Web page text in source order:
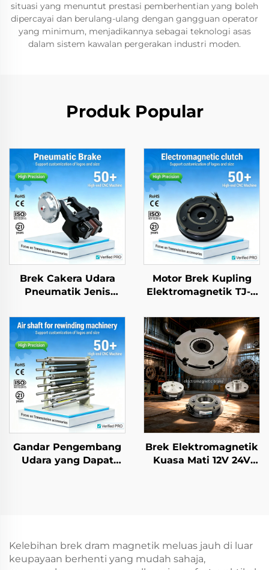
situasi yang menuntut prestasi pemberhentian yang boleh
dipercayai dan berulang-ulang dengan gangguan operator
yang minimum, menjadikannya sebagai teknologi asas
dalam sistem kawalan pergerakan industri moden.
Produk Popular
Brek Cakera Udara
Pneumatik Jenis
Melintang DBG DBH,
Kaliper Industri
Motor Brek Kupling
Elektromagnetik TJ-C
24 VDC 8 W dengan
Galas untuk jentera
tekstil
Gandar Pengembang
Udara yang Dapat
Brek Elektromagnetik
Kuasa Mati 12V 24V
Kelebihan brek dram magnetik meluas jauh di luar
keupayaan berhenti yang mudah sahaja,